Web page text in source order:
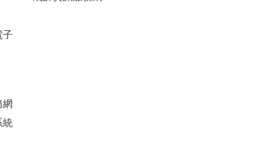
子
網
統